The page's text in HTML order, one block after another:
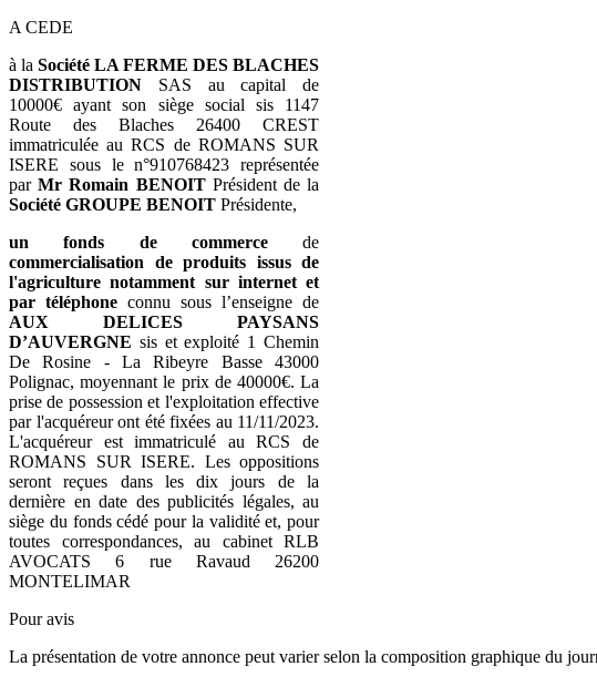
A CEDE
à la Société LA FERME DES BLACHES
DISTRIBUTION SAS au capital de
10000€ ayant son siège social sis 1147
Route des Blaches 26400 CREST
immatriculée au RCS de ROMANS SUR
ISERE sous le n°910768423 représentée
parMr Romain BENOITPrésident de la
Société GROUPE BENOIT Présidente,
un fonds de commercede
commercialisation de produits issus de
l'agriculture notamment sur internet et
par téléphone connu sous l’enseigne de
AUX DELICES PAYSANS
D’AUVERGNE sis et exploité 1 Chemin
De Rosine - La Ribeyre Basse 43000
Polignac, moyennant le prix de 40000€. La
prise de possession et l'exploitation effective
par l'acquéreur ont été fixées au 11/11/2023.
L'acquéreur est immatriculé au RCS de
ROMANS SUR ISERE. Les oppositions
seront reçues dans les dix jours de la
dernière en date des publicités légales, au
siège du fonds cédé pour la validité et, pour
toutes correspondances, au cabinet RLB
AVOCATS 6 rue Ravaud 26200
MONTELIMAR
Pour avis
La présentation de votre annonce peut varier selon la composition graphique du